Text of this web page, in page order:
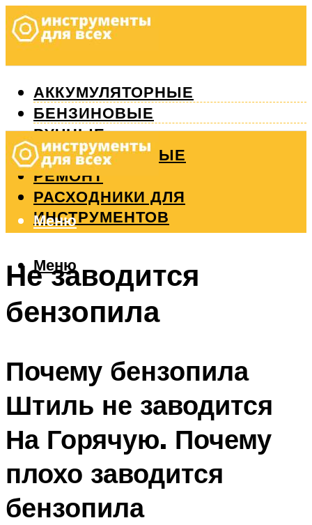
АККУМУЛЯТОРНЫЕ
БЕНЗИНОВЫЕ
РУЧНЫЕ
ИЗМЕРИТЕЛЬНЫЕ
РЕМОНТ
РАСХОДНИКИ ДЛЯ
ИНСТРУМЕНТОВ
Меню
Меню
Не заводится
бензопила
Почему бензопила
Штиль не заводится
На Горячую. Почему
плохо заводится
бензопила